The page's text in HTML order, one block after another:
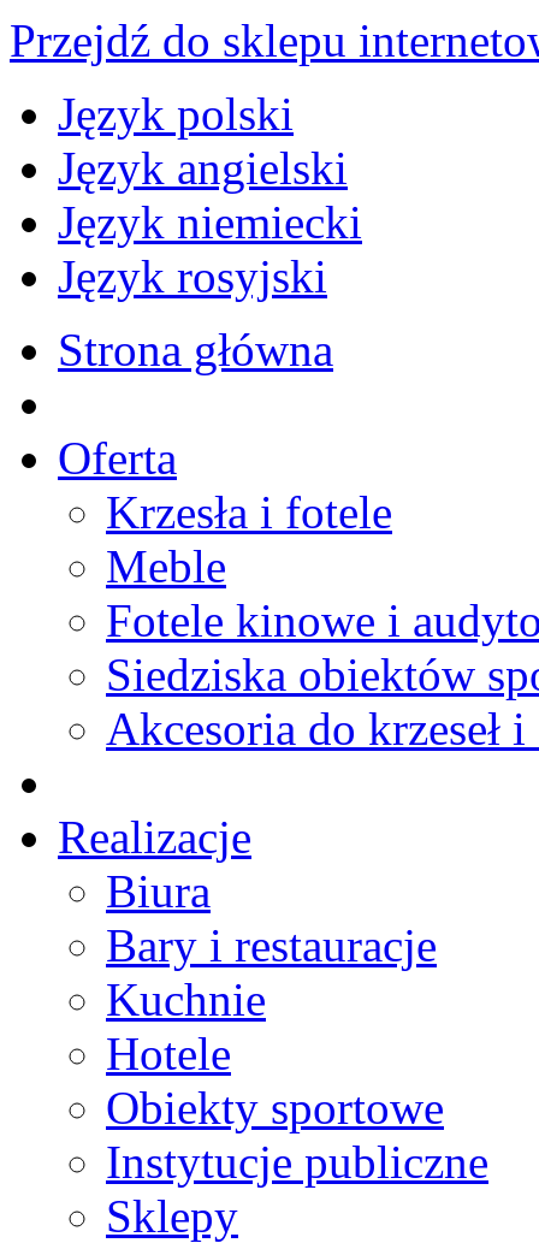
Przejdź do sklepu
Język polski
Język angielski
Język niemiecki
Język rosyjski
Strona główna
Oferta
Krzesła i fotele
Meble
Fotele kinowe i
Siedziska obiektów
Akcesoria do krzeseł
Realizacje
Biura
Bary i restauracje
Kuchnie
Hotele
Obiekty sportowe
Instytucje publiczne
Sklepy